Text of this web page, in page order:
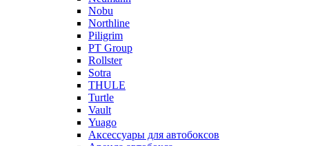
Nobu
Northline
Piligrim
PT Group
Rollster
Sotra
THULE
Turtle
Vault
Yuago
Аксессуары для автобоксов